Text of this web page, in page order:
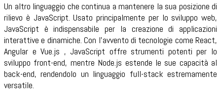
Un altro linguaggio che continua a mantenere la sua posizione di
rilievo è JavaScript. Usato principalmente per lo sviluppo web,
JavaScript è indispensabile per la creazione di applicazioni
interattive e dinamiche. Con l'avvento di tecnologie come React,
Angular e Vue.js , JavaScript offre strumenti potenti per lo
sviluppo front-end, mentre Node.js estende le sue capacità al
back-end, rendendolo un linguaggio full-stack estremamente
versatile.